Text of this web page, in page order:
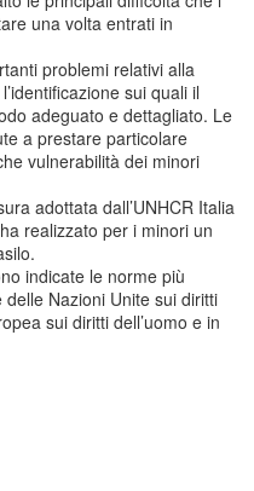
una volta entrati in
problemi relativi alla
sui quali il
adeguato e dettagliato. Le
a prestare particolare
vulnerabilità dei minori
adottata dall’UNHCR Italia
realizzato per i minori un
indicate le norme più
Nazioni Unite sui diritti
sui diritti dell’uomo e in